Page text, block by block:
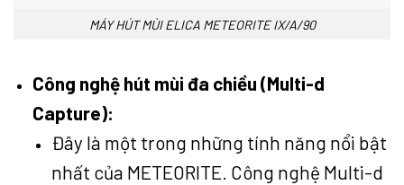
MÁY HÚT MÙI ELICA METEORITE IX/A/90
Công nghệ hút mùi đa chiều (Multi-d
Capture):
Đây là một trong những tính năng nổi bật
nhất của METEORITE. Công nghệ Multi-d